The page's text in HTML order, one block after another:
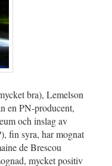
bra), Lemelson
en PN-producent,
och inslag av
fin syra, har mognat
de Brescou
mycket positiv